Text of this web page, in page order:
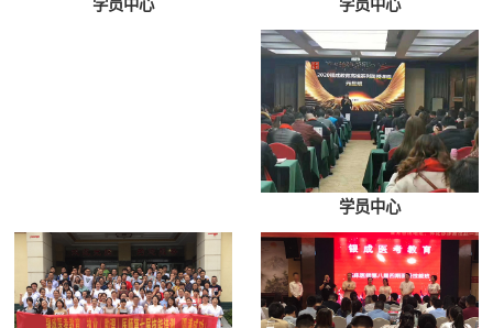
学员中心 学员中心
学员中心